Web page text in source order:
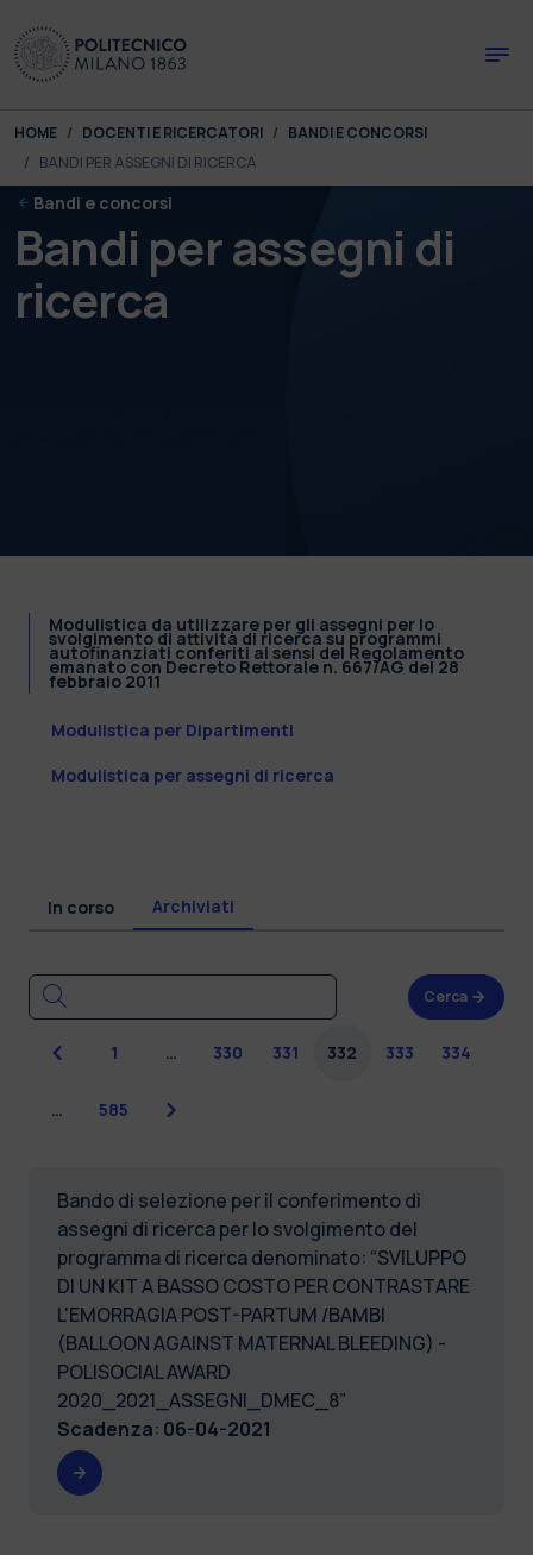
You are here:
HOME DOCENTI E RICERCATORI
BANDI E CONCORSI
BANDI PER ASSEGNI DI RICERCA
Bandi e concorsi
Bandi per assegni di
ricerca
Modulistica da utilizzare per gli assegni per lo
svolgimento di attività di ricerca su programmi
autofinanziati conferiti ai sensi del Regolamento
emanato con Decreto Rettorale n. 667/AG del 28
febbraio 2011
Modulistica per Dipartimenti
Modulistica per assegni di ricerca
In corso Archiviati
Cerca
Precedente
1 … 330 331 332 333 334
… 585 Successiva
Bando di selezione per il conferimento di
assegni di ricerca per lo svolgimento del
programma di ricerca denominato: “SVILUPPO
DI UN KIT A BASSO COSTO PER CONTRASTARE
L'EMORRAGIA POST-PARTUM /BAMBI
(BALLOON AGAINST MATERNAL BLEEDING) -
POLISOCIAL AWARD
2020_2021_ASSEGNI_DMEC_8”
Scadenza: 06-04-2021